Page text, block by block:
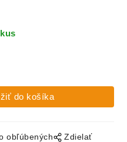
obľúbených Zdielať